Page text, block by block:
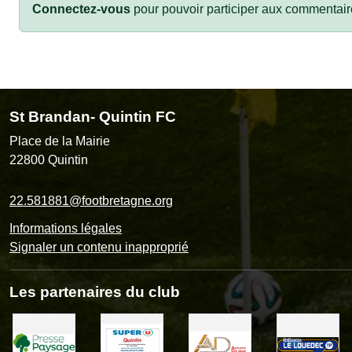
Connectez-vous pour pouvoir participer aux
St Brandan- Quintin FC
Place de la Mairie
22800 Quintin
22.581881@footbretagne.org
Informations légales
Signaler un contenu inapproprié
Les partenaires du club